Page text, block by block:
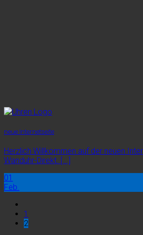
neue Internetseite
Herzlich Willkommen auf der neuen
Wanduhr-Direkt. [...]
01
Feb.
1
2